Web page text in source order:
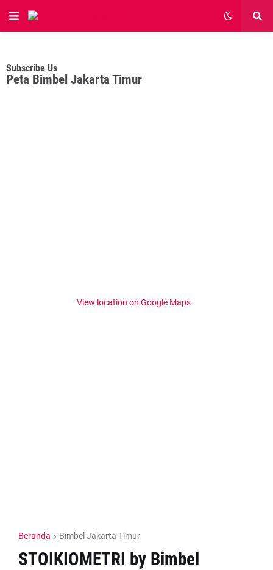
Subscribe Us
Peta Bimbel Jakarta Timur
View location on Google Maps
Beranda Bimbel Jakarta Timur
STOIKIOMETRI by Bimbel